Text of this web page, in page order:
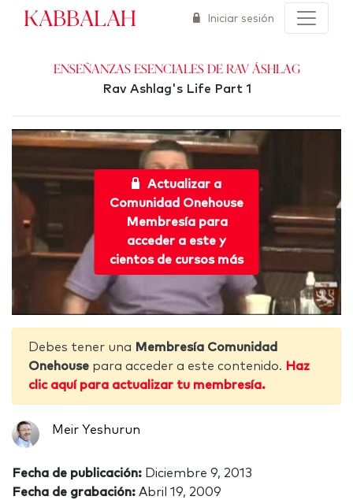
Kabbalah Iniciar sesión
Enseñanzas esenciales de Rav Áshlag
Rav Ashlag's Life Part 1
Actualizar a
Comunidad Onehouse
Membresía para
acceder a este y
cientos de cursos más
Debes tener una Membresía Comunidad
Onehouse para acceder a este contenido. Haz
clic aquí para actualizar tu membresía.
Meir Yeshurun
Fecha de publicación: Diciembre 9, 2013
Fecha de grabación: Abril 19, 2009